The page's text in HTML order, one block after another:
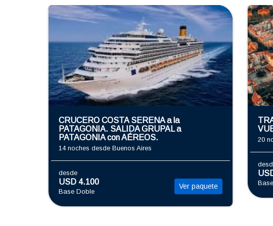
CRUCERO COSTA SERENA a la
PATAGONIA. SALIDA GRUPAL a
PATAGONIA con AÉREOS.
14 noches desde Buenos Aires
desde
USD 4.100
Base Doble
Ver paquete
20